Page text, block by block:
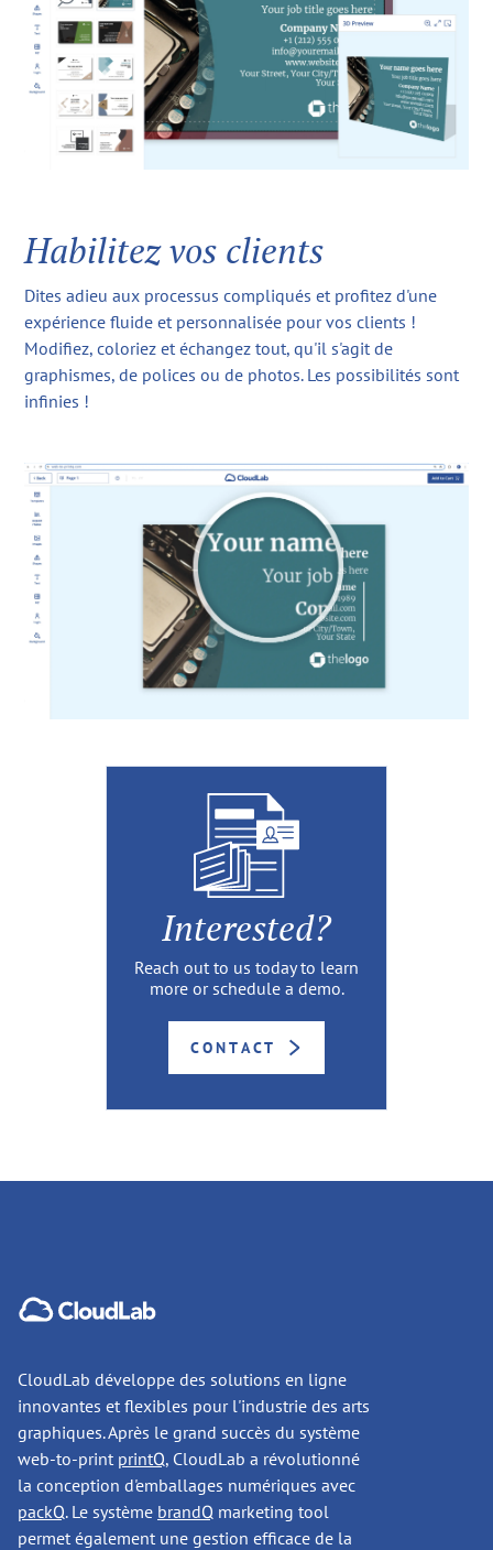
Habilitez vos clients
Dites adieu aux processus compliqués et profitez d'une
expérience fluide et personnalisée pour vos clients !
Modifiez, coloriez et échangez tout, qu'il s'agit de
graphismes, de polices ou de photos. Les possibilités sont
infinies !
Interested?
Reach out to us today to learn
more or schedule a demo.
CONTACT
CloudLab développe des solutions en ligne
innovantes et flexibles pour l'industrie des arts
graphiques. Après le grand succès du système
web-to-print printQ, CloudLab a révolutionné
la conception d'emballages numériques avec
packQ. Le système brandQ marketing tool
permet également une gestion efficace de la